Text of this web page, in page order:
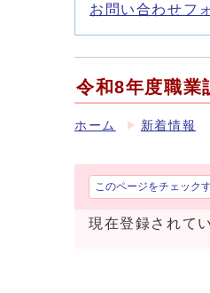
お問い合わせフ
令和8年度職業
ホーム 新着情報
このページをチェック
現在登録されて